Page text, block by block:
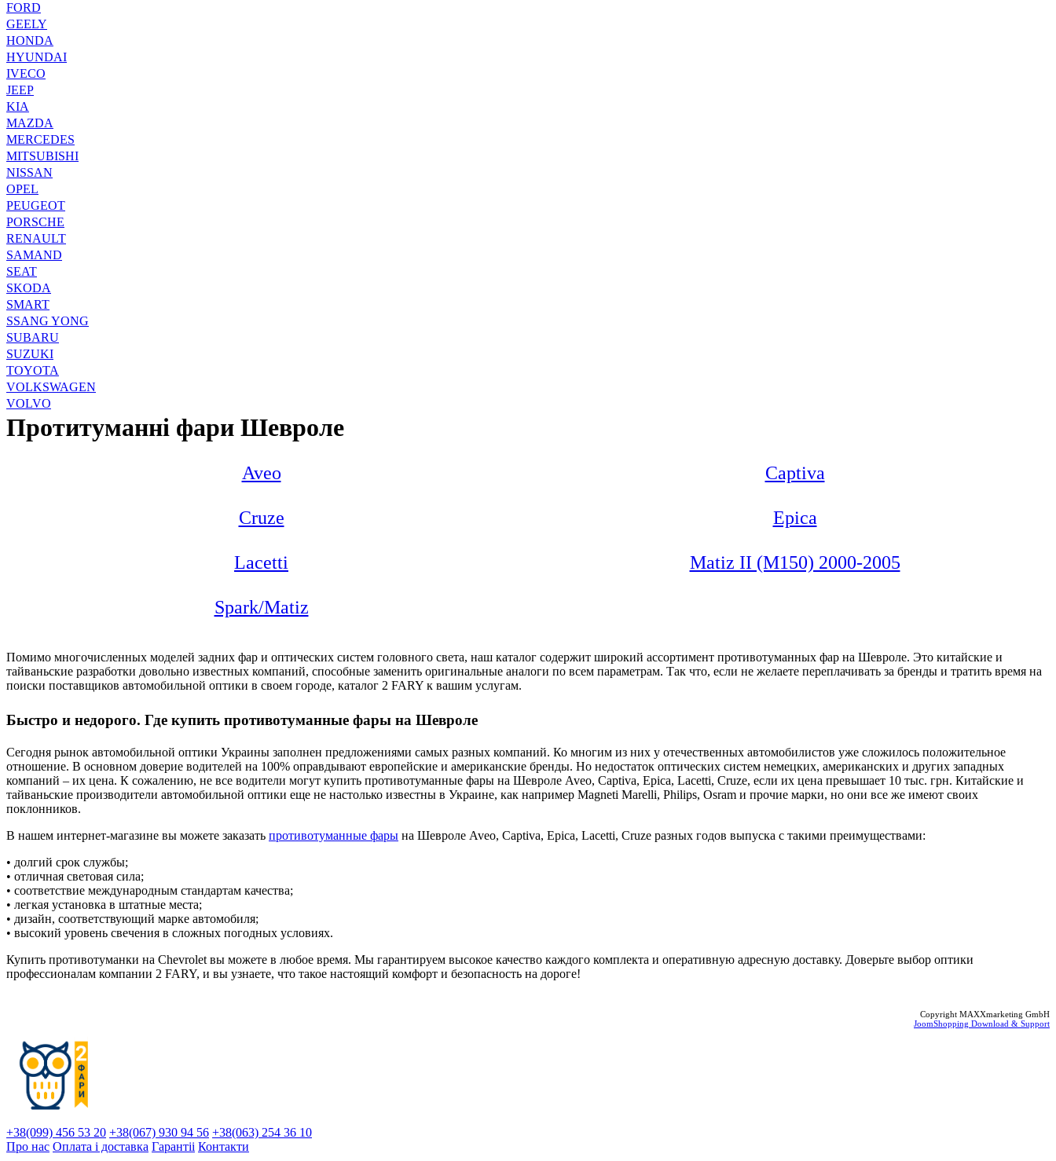
FORD
GEELY
HONDA
HYUNDAI
IVECO
JEEP
KIA
MAZDA
MERCEDES
MITSUBISHI
NISSAN
OPEL
PEUGEOT
PORSCHE
RENAULT
SAMAND
SEAT
SKODA
SMART
SSANG YONG
SUBARU
SUZUKI
TOYOTA
VOLKSWAGEN
VOLVO
Протитуманні фари Шевроле
Aveo Captiva
Cruze Epica
Lacetti Matiz II (M150) 2000-2005
Spark/Matiz
Помимо многочисленных моделей задних фар и оптических систем головного света, наш каталог содержит широкий ассортимент противотуманных фар на Шевроле. Это китайские и
тайваньские разработки довольно известных компаний, способные заменить оригинальные аналоги по всем параметрам. Так что, если не желаете переплачивать за бренды и тратить время на
поиски поставщиков автомобильной оптики в своем городе, каталог 2 FARY к вашим услугам.
Быстро и недорого. Где купить противотуманные фары на Шевроле
Сегодня рынок автомобильной оптики Украины заполнен предложениями самых разных компаний. Ко многим из них у отечественных автомобилистов уже сложилось положительное
отношение. В основном доверие водителей на 100% оправдывают европейские и американские бренды. Но недостаток оптических систем немецких, американских и других западных
компаний – их цена. К сожалению, не все водители могут купить противотуманные фары на Шевроле Aveo, Captiva, Epica, Lacetti, Cruze, если их цена превышает 10 тыс. грн. Китайские и
тайваньские производители автомобильной оптики еще не настолько известны в Украине, как например Magneti Marelli, Philips, Osram и прочие марки, но они все же имеют своих
поклонников.
В нашем интернет-магазине вы можете заказать противотуманные фары на Шевроле Aveo, Captiva, Epica, Lacetti, Cruze разных годов выпуска с такими преимуществами:
• долгий срок службы;
• отличная световая сила;
• соответствие международным стандартам качества;
• легкая установка в штатные места;
• дизайн, соответствующий марке автомобиля;
• высокий уровень свечения в сложных погодных условиях.
Купить противотуманки на Chevrolet вы можете в любое время. Мы гарантируем высокое качество каждого комплекта и оперативную адресную доставку. Доверьте выбор оптики
профессионалам компании 2 FARY, и вы узнаете, что такое настоящий комфорт и безопасность на дороге!
Copyright MAXXmarketing GmbH
JoomShopping Download & Support
+38(099) 456 53 20 +38(067) 930 94 56 +38(063) 254 36 10
Про нас Оплата і доставка Гарантіi Контакти